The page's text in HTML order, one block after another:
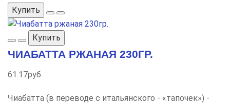
Купить
Купить
ЧИАБАТТА РЖАНАЯ 230ГР.
61.17руб.
Чиабатта (в переводе с итальянского - «тапочек») -